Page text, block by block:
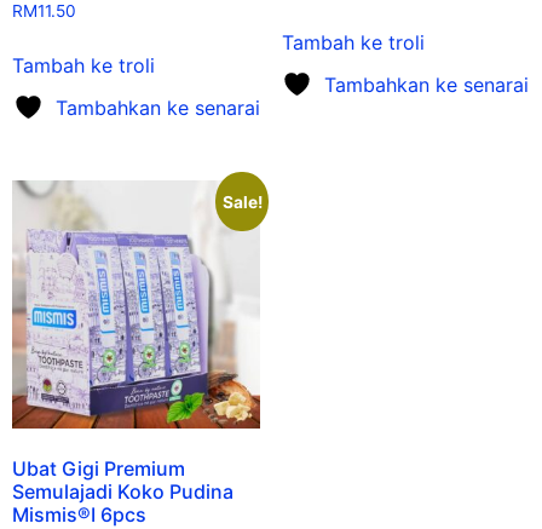
RM11.50
Tambah ke troli
Tambahkan ke senarai
Tambah ke troli
Tambahkan ke senarai
Sale!
Ubat Gigi Premium
Semulajadi Koko Pudina
Mismis®I 6pcs